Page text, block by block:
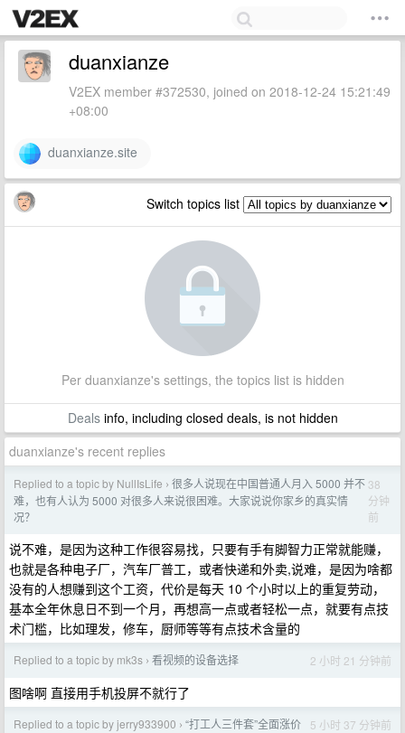
duanxianze
V2EX member #372530, joined on 2018-12-24 15:21:49
+08:00
duanxianze.site
Switch topics list
Per duanxianze's settings, the topics list is hidden
Dealsinfo, including closed deals, is not hidden
duanxianze's recent replies
Replied to a topic by NullIsLife › 很多人说现在中国普通人月入 5000 并不
难，也有人认为 5000 对很多人来说很困难。大家说说你家乡的真实情
况？
38
分钟
前
说不难，是因为这种工作很容易找，只要有手有脚智力正常就能赚，
也就是各种电子厂，汽车厂普工，或者快递和外卖,说难，是因为啥都
没有的人想赚到这个工资，代价是每天 10 个小时以上的重复劳动，
基本全年休息日不到一个月，再想高一点或者轻松一点，就要有点技
术门槛，比如理发，修车，厨师等等有点技术含量的
Replied to a topic by mk3s › 看视频的设备选择 2 小时 21 分钟前
图啥啊 直接用手机投屏不就行了
Replied to a topic by jerry933900 › “打工人三件套”全面涨价 5 小时 37 分钟前